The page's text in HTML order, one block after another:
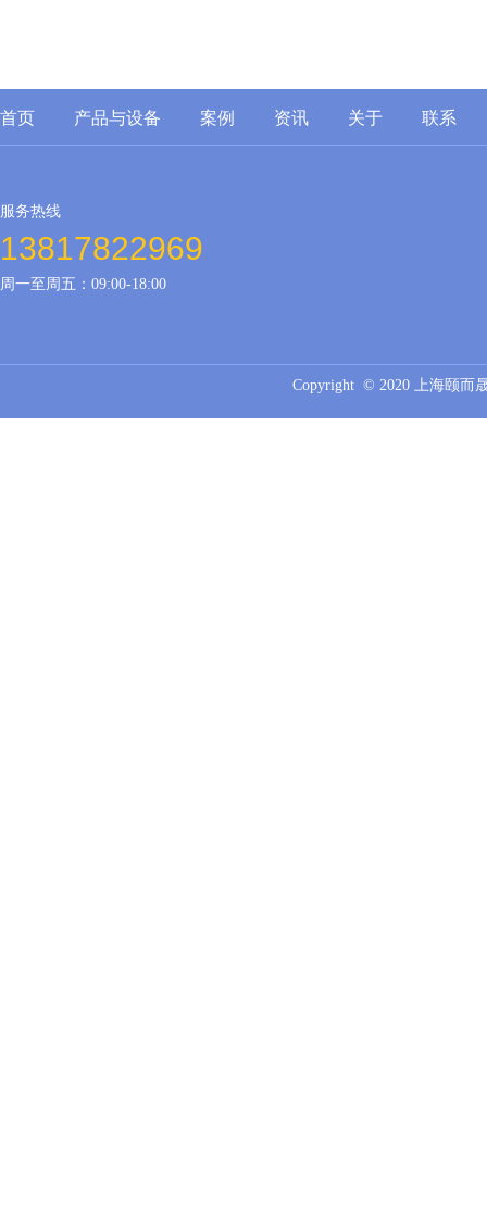
Copyright © 2020 上海颐而
首页 产品与设备 案例 资讯 关于 联系
服务热线
13817822969
周一至周五：09:00-18:00